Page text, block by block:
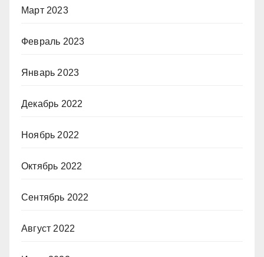
Март 2023
Февраль 2023
Январь 2023
Декабрь 2022
Ноябрь 2022
Октябрь 2022
Сентябрь 2022
Август 2022